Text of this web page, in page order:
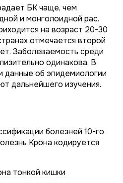
БК чаще, чем
и монголоидной рас.
на возраст 20-30
отмечается второй
Заболеваемость среди
одинакова. В
данные об эпидемиологии
дальнейшего изучения.
болезней 10-го
Крона кодируется
тонкой кишки